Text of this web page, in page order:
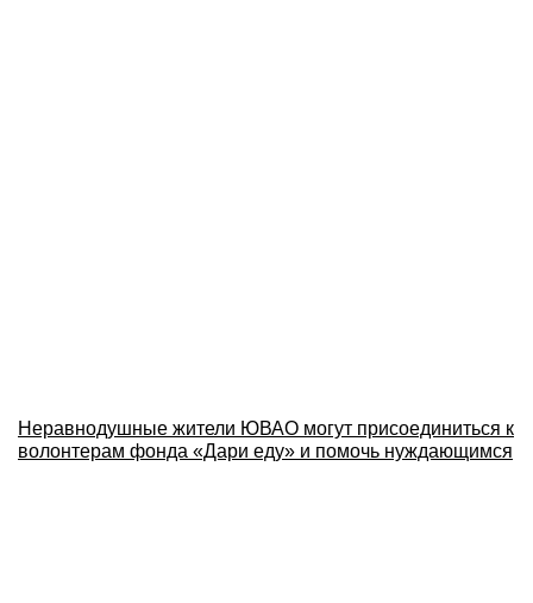
Неравнодушные жители ЮВАО могут присоединиться к
волонтерам фонда «Дари еду» и помочь нуждающимся